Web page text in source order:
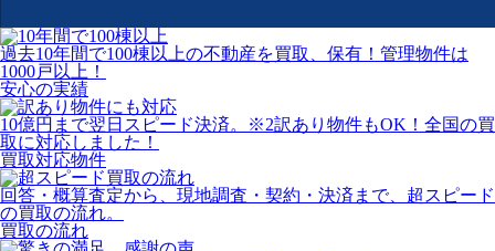
過去10年間で100棟以上の不動産を買取、保有！管理物件は
1000戸以上！
安心の実績
10億円まで翌日スピード決済。
※2訳あり物件もOK！全国の買
取に対応しました！
買取対応物件
回答・概算査定から、現地調査・契約・決済まで、超スピード
の買取の流れ。
買取の流れ